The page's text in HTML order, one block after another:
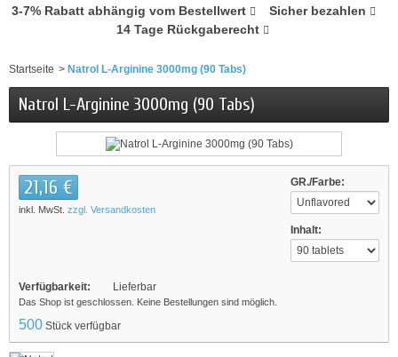
3-7% Rabatt abhängig vom Bestellwert
Sicher bezahlen
14 Tage Rückgaberecht
Startseite > Natrol L-Arginine 3000mg (90 Tabs)
Natrol L-Arginine 3000mg (90 Tabs)
GR./Farbe:
Inhalt:
21,16 €
inkl. MwSt. zzgl. Versandkosten
Verfügbarkeit: Lieferbar
Das Shop ist geschlossen. Keine Bestellungen sind möglich.
500 Stück verfügbar